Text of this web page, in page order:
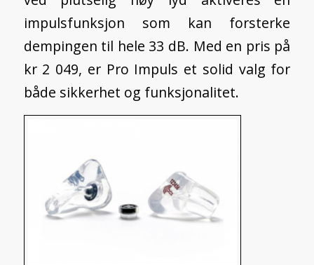
impulsfunksjon som kan forsterke
dempingen til hele 33 dB. Med en pris på
kr 2 049, er Pro Impuls et solid valg for
både sikkerhet og funksjonalitet.